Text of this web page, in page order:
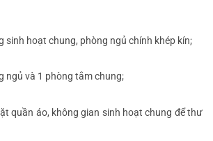
sinh hoạt chung, phòng ngủ chính khép kín;
ngủ và 1 phòng tắm chung;
quần áo, không gian sinh hoạt chung để thư